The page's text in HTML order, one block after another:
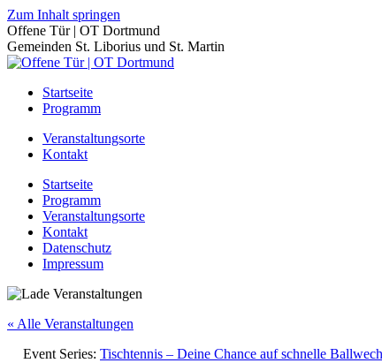
Zum Inhalt springen
Offene Tür | OT Dortmund
Gemeinden St. Liborius und St. Martin
Startseite
Programm
Veranstaltungsorte
Kontakt
Startseite
Programm
Veranstaltungsorte
Kontakt
Datenschutz
Impressum
« Alle Veranstaltungen
Event Series: Tischtennis – Deine Chance auf schnelle